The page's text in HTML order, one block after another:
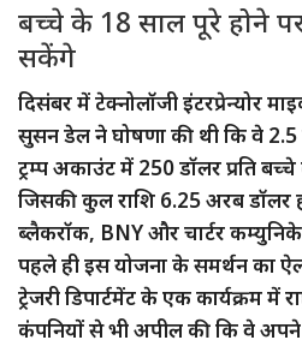
बच्चे के 18 साल पूरे होने
सकेंगे
दिसंबर में टेक्नोलॉजी इंटरप्रेन्योर
सुसन डेल ने घोषणा की थी कि वे
ट्रम्प अकाउंट में 250 डॉलर प्रति
जिसकी कुल राशि 6.25 अरब डॉलर
ब्लैकरॉक, BNY और चार्टर
पहले ही इस योजना के समर्थन का
ट्रेजरी डिपार्टमेंट के एक कार्यक्रम में
कंपनियों से भी अपील की कि वे अपने